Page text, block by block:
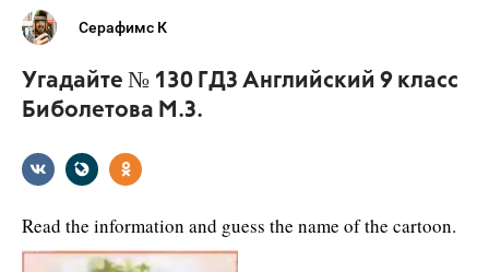
Биболетова М. З.
Серафимс К
Угадайте № 130 ГДЗ Английский 9 класс
Биболетова М.З.
Read the information and guess the name of the cartoon.